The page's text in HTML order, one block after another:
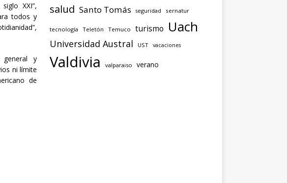
XXI”,
todos y
general y
ni límite
de
salud Santo Tomás seguridad sernatur
tecnología Teletón Temuco turismo Uach
Universidad Austral UST vacaciones
Valdivia valparaiso verano